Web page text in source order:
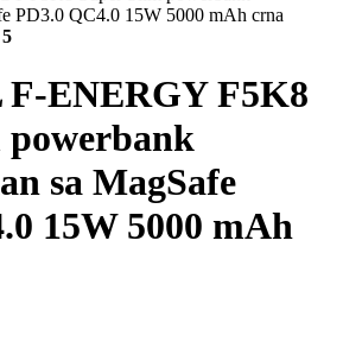
ENERGY F5K8
powerbank
sa MagSafe
15W 5000 mAh